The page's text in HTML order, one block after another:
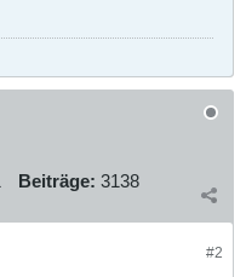
Beiträge: 3138
#2